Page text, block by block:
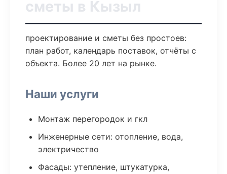
сметы в Кызыл
проектирование и сметы без простоев:
план работ, календарь поставок, отчёты с
объекта. Более 20 лет на рынке.
Наши услуги
Монтаж перегородок и гкл
Инженерные сети: отопление, вода,
электричество
Фасады: утепление, штукатурка,